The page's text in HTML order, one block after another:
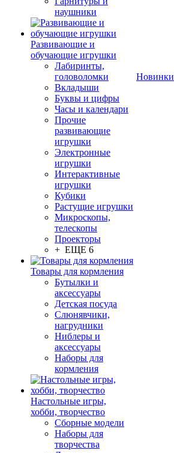
наушники
Развивающие и
обучающие игрушки
Лабиринты,
головоломки
Вкладыши
Буквы и цифры
Часы и календари
Прочие
развивающие
игрушки
Электронные
игрушки
Интерактивные
игрушки
Кубики
Растущие игрушки
Микроскопы,
телескопы
Проекторы
+ ЕЩЕ 6
Товары для кормления
Бутылки и
аксессуары
Детская посуда
Слюнявчики,
нагрудники
Ниблеры и
аксессуары
Наборы для
кормления
Настольные игры,
хобби, творчество
Сборные модели
Наборы для
творчества
Новинки